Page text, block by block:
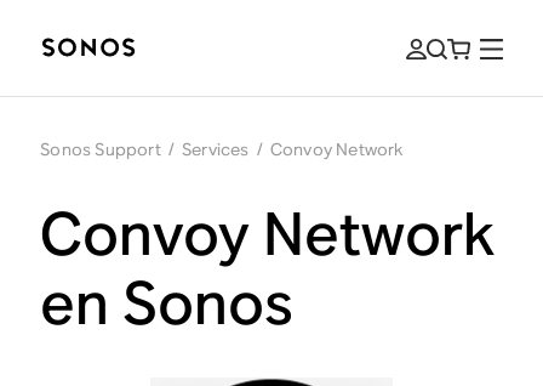
Sonos Support / Services / Convoy Network
Convoy Network
en Sonos